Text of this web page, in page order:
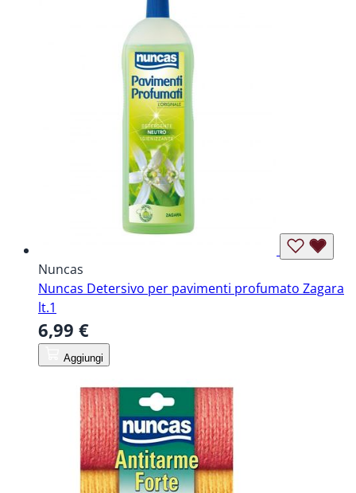
Nuncas
Nuncas Detersivo per pavimenti profumato Zagara
lt.1
6,99 €
Aggiungi